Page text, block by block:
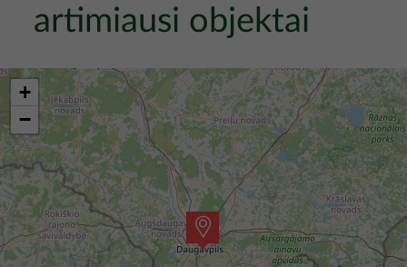
artimiausi objektai
+
−